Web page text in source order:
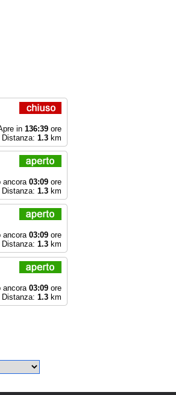
in 136:39ore
Distanza: 1.3km
ancora 03:09ore
Distanza: 1.3km
ancora 03:09ore
Distanza: 1.3km
ancora 03:09ore
Distanza: 1.3km